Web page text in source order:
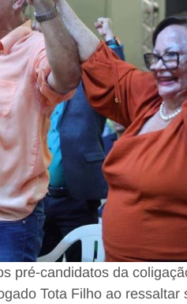
pré-candidatos da
Tota Filho ao ressaltar